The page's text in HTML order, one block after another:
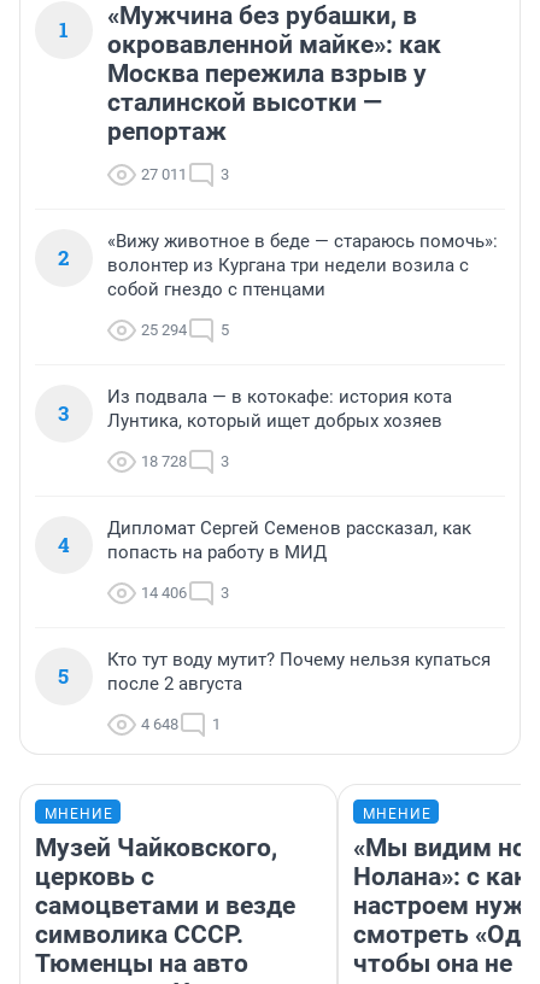
1
«Мужчина без рубашки, в
окровавленной майке»: как
Москва пережила взрыв у
сталинской высотки —
репортаж
27 011 3
2
«Вижу животное в беде — стараюсь помочь»:
волонтер из Кургана три недели возила с
собой гнездо с птенцами
25 294 5
3
Из подвала — в котокафе: история кота
Лунтика, который ищет добрых хозяев
18 728 3
4
Дипломат Сергей Семенов рассказал, как
попасть на работу в МИД
14 406 3
5
Кто тут воду мутит? Почему нельзя купаться
после 2 августа
4 648 1
МНЕНИЕ
Музей Чайковского,
церковь с
самоцветами и везде
символика СССР.
Тюменцы на авто
МНЕНИЕ
«Мы видим
Нолана»: с
настроем
смотреть
чтобы она не